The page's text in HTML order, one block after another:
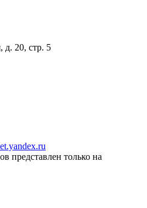
д. 20, стр. 5
представлен только на